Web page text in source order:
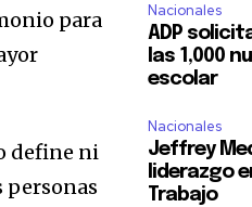
para
define ni
personas
Nacionales
ADP
las 1,000
escolar
Nacionales
Jeffrey
liderazgo
Trabajo